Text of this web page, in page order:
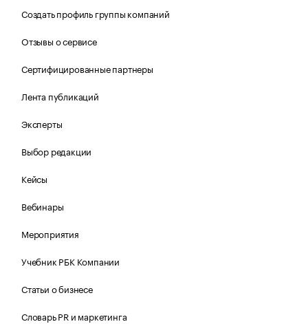
Создать профиль группы компаний
Отзывы о сервисе
Сертифицированные партнеры
Лента публикаций
Эксперты
Выбор редакции
Кейсы
Вебинары
Мероприятия
Учебник РБК Компании
Статьи о бизнесе
Словарь PR и маркетинга